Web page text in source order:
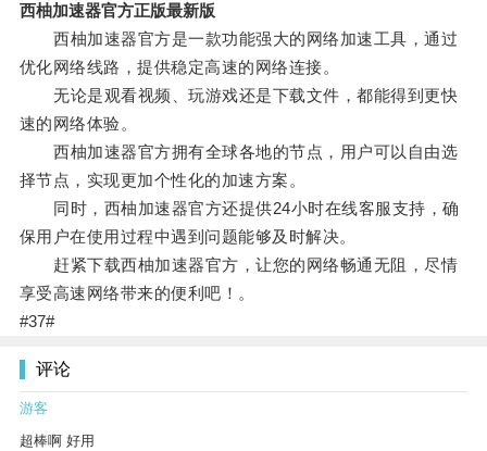
西柚加速器官方正版最新版
西柚加速器官方是一款功能强大的网络加速工具，通过
优化网络线路，提供稳定高速的网络连接。
无论是观看视频、玩游戏还是下载文件，都能得到更快
速的网络体验。
西柚加速器官方拥有全球各地的节点，用户可以自由选
择节点，实现更加个性化的加速方案。
同时，西柚加速器官方还提供24小时在线客服支持，确
保用户在使用过程中遇到问题能够及时解决。
赶紧下载西柚加速器官方，让您的网络畅通无阻，尽情
享受高速网络带来的便利吧！。
#37#
评论
游客
超棒啊 好用